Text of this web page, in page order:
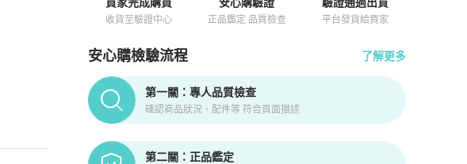
收貨至驗證中心 正品鑑定 品質檢查 平台發貨給買家
安心購檢驗流程 了解更多
PopChill拍拍圈正品驗證、安心購檢驗流程介紹
第一關：專人品質檢查
確認商品狀況、配件等 符合頁面描述
第二關：正品鑑定